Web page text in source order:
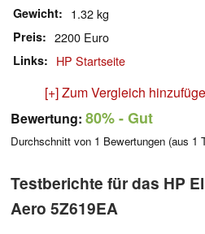
Gewicht 1.32 kg
Preis 2200 Euro
Links HP Startseite
[+] Zum Vergleich
Bewertung: 80%- Gut
Durchschnitt von 1 Bewertungen (aus 1
Testberichte für das HP
Aero 5Z619EA